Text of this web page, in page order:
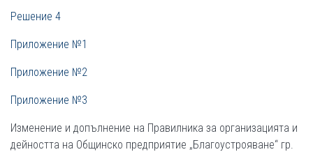
Решение 4
Приложение №1
Приложение №2
Приложение №3
Изменение и допълнение на Правилника за организацията и
дейността на Общинско предприятие „Благоустрояване“ гр.